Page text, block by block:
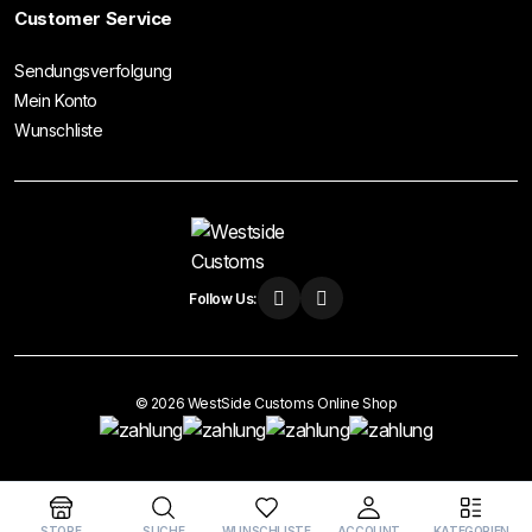
Customer Service
Sendungsverfolgung
Mein Konto
Wunschliste
Follow Us:
© 2026 WestSide Customs Online Shop
Vertrag widerrufen